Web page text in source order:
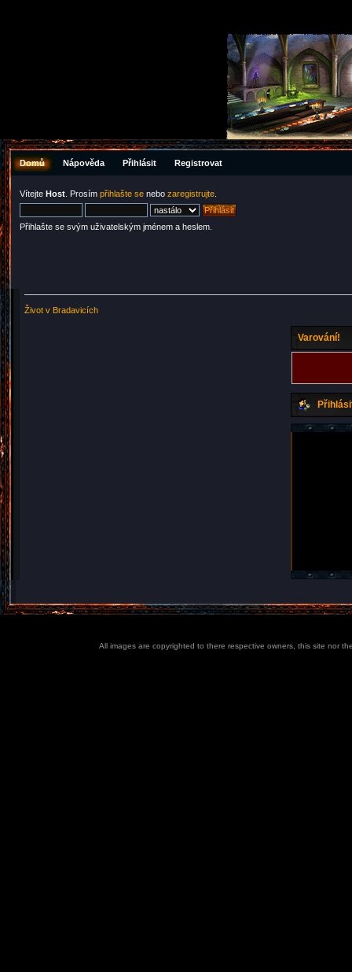
Domů Nápověda Přihlásit Registrovat
Vítejte Host . Prosím přihlašte se nebo zaregistrujte
Přihlašte se svým uživatelským jménem a heslem.
Život v Bradavicích
Varování!
All images are copyrighted to there respective owners, this site nor